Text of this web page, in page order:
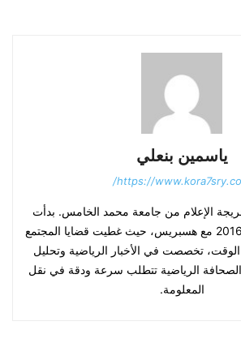
ياسمين بنعلي
https://
الإعلام من جامعة محمد الخامس. بدأت
العمل الصحفي سنة 2016 مع هسبريس، حيث غطيت قضايا المجتمع
تخصصت في الأخبار الرياضية وتحليل
الصحافة الرياضية تتطلب سرعة ودقة في نقل
المعلومة.